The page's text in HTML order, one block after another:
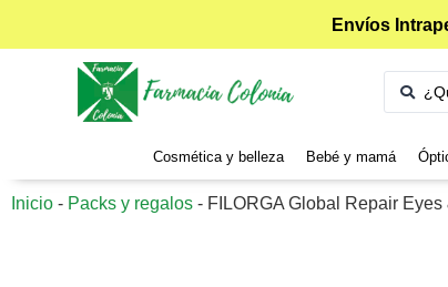
Envíos
Cosmética y belleza Bebé y mamá
Inicio - Packs y regalos - FILORGA Global Repair Eyes